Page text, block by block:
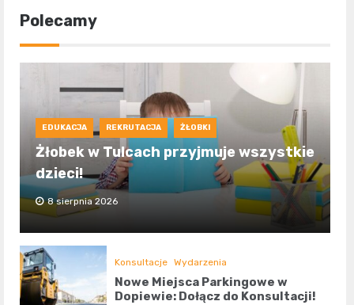
Polecamy
EDUKACJA REKRUTACJA ŻŁOBKI
Żłobek w Tulcach przyjmuje wszystkie
dzieci!
8 sierpnia 2026
Konsultacje Wydarzenia
Nowe Miejsca Parkingowe w
Dopiewie: Dołącz do Konsultacji!